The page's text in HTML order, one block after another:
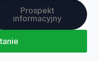
Prospekt
informacyjny